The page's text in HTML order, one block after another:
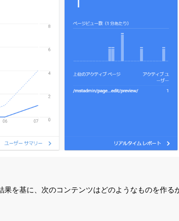
を基に、次のコンテンツはどのようなものを作る